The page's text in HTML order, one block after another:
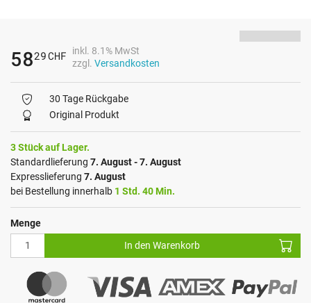
5829CHF
inkl. 8.1% MwSt
zzgl. Versandkosten
30 Tage Rückgabe
Original Produkt
3 Stück auf Lager.
Standardlieferung 7. August - 7. August
Expresslieferung 7. August
bei Bestellung innerhalb 1 Std. 40 Min.
Menge
In den Warenkorb